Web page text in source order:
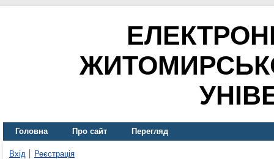
Головна Про сайт Перегляд
Вхід Реєстрація